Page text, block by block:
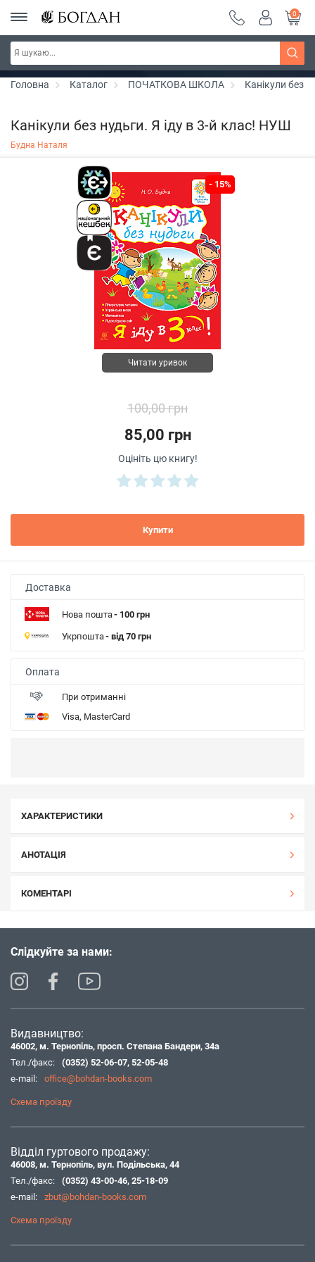
РОЗПРОДАЖ ~ 150 грн ~ 200 грн ~ 250 грн ~
300 грн ~ РОЗПРОДАЖ
Дізнатись більше
0
Головна Каталог ПОЧАТКОВА ШКОЛА Канікули без
Канікули без нудьги. Я іду в 3-й клас! НУШ
Будна Наталя
- 15%
Читати уривок
100,00 грн
85,00 грн
Оцініть цю книгу!
Купити
Доставка
Нова пошта- 100 грн
Укрпошта- від 70 грн
Оплата
При отриманні
Visa, MasterCard
ХАРАКТЕРИСТИКИ
АНОТАЦІЯ
КОМЕНТАРІ
Слідкуйте за нами:
Видавництво:
46002, м. Тернопіль, просп. Степана Бандери, 34а
Тел./факс:
(0352) 52-06-07, 52-05-48
e-mail:
office@bohdan-books.com
Схема проїзду
Відділ гуртового продажу:
46008, м. Тернопіль, вул. Подільська, 44
Тел./факс:
(0352) 43-00-46, 25-18-09
e-mail:
zbut@bohdan-books.com
Схема проїзду